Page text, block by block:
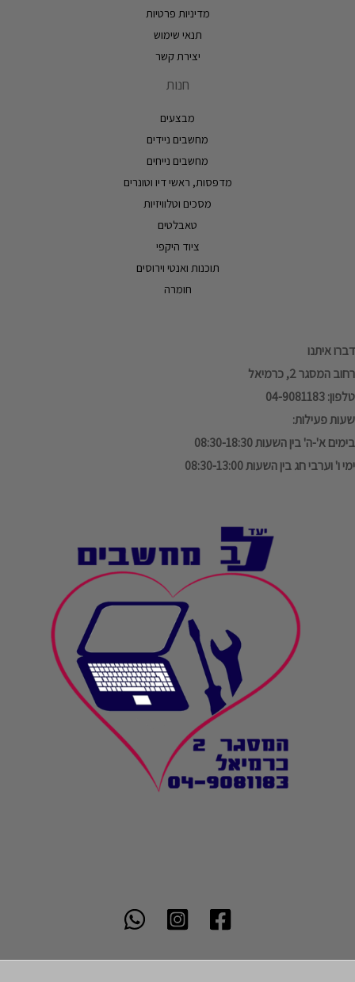
מדיניות פרטיות
תנאי שימוש
יצירת קשר
חנות
מבצעים
מחשבים ניידים
מחשבים נייחים
מדפסות, ראשי דיו וטונרים
מסכים וטלוויזיות
טאבלטים
ציוד היקפי
תוכנות ואנטי וירוסים
חומרה
דברו איתנו
רחוב המסגר 2, כרמיאל
טלפון: 04-9081183
שעות פעילות:
בימים א'-ה' בין השעות 08:30-18:30
ימי ו' וערבי חג בין השעות 08:30-13:00